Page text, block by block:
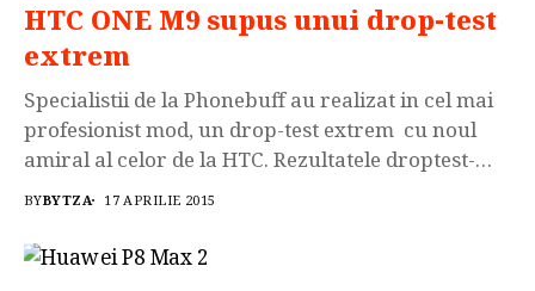
HTC ONE M9 supus unui drop-test
extrem
Specialistii de la Phonebuff au realizat in cel mai
profesionist mod, un drop-test extrem cu noul
amiral al celor de la HTC. Rezultatele droptest-
ului au demonstrat faptul ca HTC One M9 rezista
in speta iPhone 6 si Samsung Galaxy S6 . Amiralul
BYBYTZA 17 APRILIE 2015